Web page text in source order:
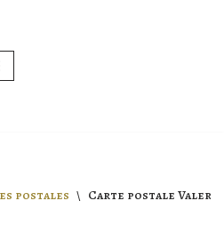
postales \ Carte postale Valeria